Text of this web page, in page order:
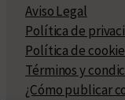
Aviso Legal
Política de
Política de
Términos y
¿Cómo publicar